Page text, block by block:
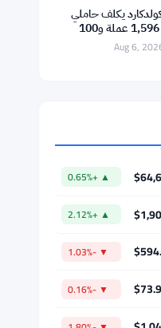
خسائر بقيمة 85 مليون دولار لشركة
قاع السوق الهابطة
يكلف حاملي